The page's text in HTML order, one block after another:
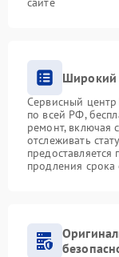
Широкий
Сервисный центр
по всей РФ,
ремонт, включая
отслеживать
продления